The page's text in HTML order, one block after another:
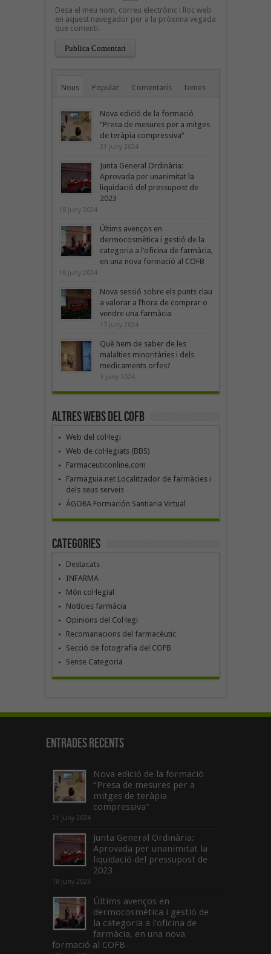
Desa el meu nom, correu electrònic i lloc web
en aquest navegador per a la pròxima vegada
que comenti.
Nous Popular Comentaris Temes
Nova edició de la formació
“Presa de mesures per a mitges
de teràpia compressiva”
21 juny 2024
Junta General Ordinària:
Aprovada per unanimitat la
liquidació del pressupost de
2023
18 juny 2024
Últims avenços en
dermocosmètica i gestió de la
categoria a l’oficina de farmàcia,
en una nova formació al COFB
18 juny 2024
Nova sessió sobre els punts clau
a valorar a l’hora de comprar o
vendre una farmàcia
17 juny 2024
Què hem de saber de les
malalties minoritàries i dels
medicaments orfes?
3 juny 2024
Altres webs del COFB
Web del col·legi
Web de col·legiats (BBS)
Farmaceuticonline.com
Farmaguia.net Localitzador de farmàcies i
dels seus serveis
ÁGORA Formación Santiaria Virtual
Categories
Destacats
INFARMA
Món col·legial
Notícies farmàcia
Opinions del Col·legi
Recomanacions del farmacèutic
Secció de fotografia del COFB
Sense Categoria
Entrades recents
Nova edició de la formació
“Presa de mesures per a
mitges de teràpia
compressiva”
21 juny 2024
Junta General Ordinària:
Aprovada per unanimitat la
liquidació del pressupost de
2023
18 juny 2024
Últims avenços en
dermocosmètica i gestió de
la categoria a l’oficina de
farmàcia, en una nova
formació al COFB